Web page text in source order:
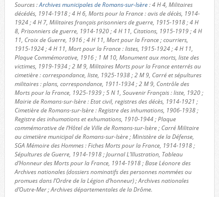
Sources :Archives municipales de Romans-sur-Isère: 4 H 4, Militaires
décédés, 1914-1918 ; 4 H 6, Morts pour la France : avis de décès, 1914-
1924 ; 4 H 7, Militaires français prisonniers de guerre, 1915-1918 ; 4 H
8, Prisonniers de guerre, 1914-1920 ; 4 H 11, Citations, 1915-1919 ; 4 H
11, Croix de Guerre, 1916 ; 4 H 11, Mort pour la France ; courriers,
1915-1924 ; 4 H 11, Mort pour la France : listes, 1915-1924 ; 4 H 11,
Plaque Commémorative, 1916 ; 1 M 10, Monument aux morts, liste des
victimes, 1919-1934 ; 2 M 9, Militaires Morts pour la France enterrés au
cimetière : correspondance, liste, 1925-1938 ; 2 M 9, Carré et sépultures
militaires : plans, correspondance, 1911-1934 ; 2 M 9, Contrôle des
Morts pour la France, 1925-1939 ; 5 N 1, Souvenir Français : liste, 1920 ;
Mairie de Romans-sur-Isère : Etat civil, registres des décès, 1914-1921 ;
Cimetière de Romans-sur-Isère : Registre des inhumations, 1906-1938 ;
Registre des inhumations et exhumations, 1910-1944 ; Plaque
commémorative de l’Hôtel de Ville de Romans-sur-Isère ; Carré Militaire
au cimetière municipal de Romans-sur-Isère ; Ministère de la Défense,
SGA Mémoire des Hommes : Fiches Morts pour la France, 1914-1918 ;
Sépultures de Guerre, 1914-1918 ; Journal L’Illustration, Tableau
d’Honneur des Morts pour la France, 1914-1918 ; Base Léonore des
Archives nationales (dossiers nominatifs des personnes nommées ou
promues dans l’Ordre de la Légion d’honneur) ; Archives nationales
d’Outre-Mer ; Archives départementales de la Drôme.